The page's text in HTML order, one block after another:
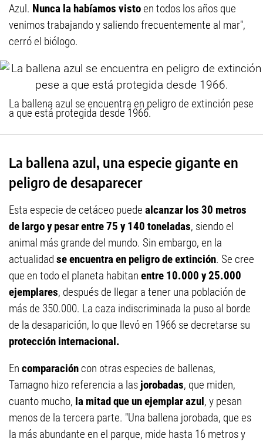
Azul. Nunca la habíamos vistoen todos los años que
venimos trabajando y saliendo frecuentemente al mar",
cerró el biólogo.
La ballena azul se encuentra en peligro de extinción pese
a que está protegida desde 1966.
La ballena azul, una especie gigante en
peligro de desaparecer
Esta especie de cetáceo puede alcanzar los 30 metros
de largo y pesar entre 75 y 140 toneladas, siendo el
animal más grande del mundo. Sin embargo, en la
actualidad se encuentra en peligro de extinción. Se cree
que en todo el planeta habitan entre 10.000 y 25.000
ejemplares, después de llegar a tener una población de
más de 350.000. La caza indiscriminada la puso al borde
de la desaparición, lo que llevó en 1966 se decretarse su
protección internacional.
En comparación con otras especies de ballenas,
Tamagno hizo referencia a las jorobadas, que miden,
cuanto mucho, la mitad que un ejemplar azul, y pesan
menos de la tercera parte. "Una ballena jorobada, que es
la más abundante en el parque, mide hasta 16 metros y